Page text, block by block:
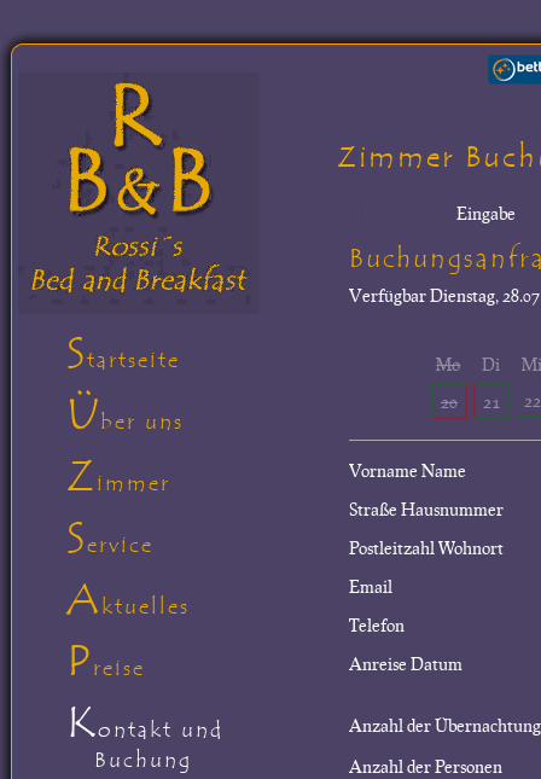
Zimmer
Eingabe
VerfügbarDienstag,
Mo
20
Di
21
22
Vorname Name
Straße Hausnummer
Postleitzahl Wohnort
Email
Telefon
Anreise Datum
Anzahl der
Anzahl der Personen
Startseite
Über uns
Zimmer
Service
Aktuelles
Preise
Kontakt und
Buchung